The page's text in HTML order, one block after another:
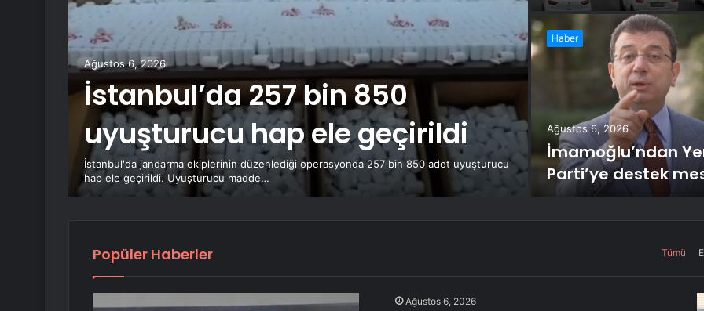
Ağustos 6, 2026
İstanbul’da 257 bin 850
uyuşturucu hap ele geçirildi
İstanbul'da jandarma ekiplerinin düzenlediği operasyonda 257 bin 850 adet uyuşturucu
hap ele geçirildi. Uyuşturucu madde…
Haber
Ağustos 6, 2026
İmamoğlu’ndan
Parti’ye destek
Popüler Haberler Tümü
Ağustos 6, 2026